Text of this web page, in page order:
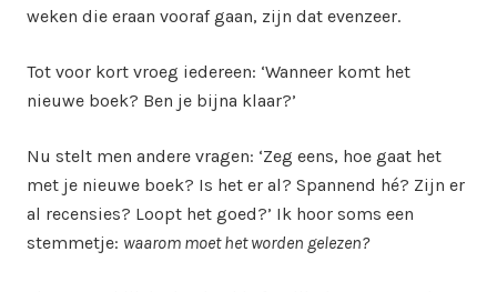
weken die eraan vooraf gaan, zijn dat evenzeer.
Tot voor kort vroeg iedereen: ‘Wanneer komt het
nieuwe boek? Ben je bijna klaar?’
Nu stelt men andere vragen: ‘Zeg eens, hoe gaat het
met je nieuwe boek? Is het er al? Spannend hé? Zijn er
al recensies? Loopt het goed?’ Ik hoor soms een
stemmetje: waarom moet het worden gelezen?